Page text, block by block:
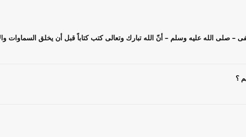
– صلى الله عليه وسلم – أنّ الله تبارك وتعالى كتب كتاباً قبل أن يخلق
؟